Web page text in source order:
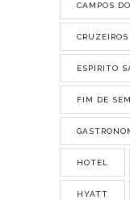
CAMPOS
CRUZEIROS
ESPÍRITO
FIM DE
HOTEL
HYATT